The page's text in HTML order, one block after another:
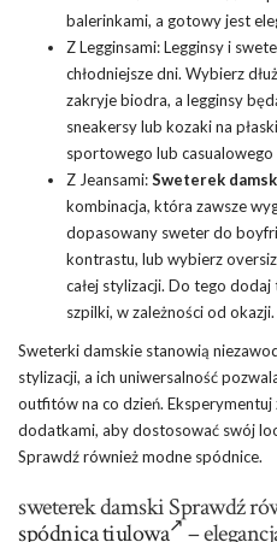
balerinkami, a gotowy jest
Z Legginsami: Legginsy i
chłodniejsze dni. Wybierz
zakryje biodra, a legginsy
sneakersy lub kozaki na
sportowego lub casualowego
Z Jeansami:Sweterek
kombinacja, która zawsze
dopasowany sweter do
kontrastu, lub wybierz
całej stylizacji. Do tego
szpilki, w zależności od okazji.
Sweterki damskie stanowią
stylizacji, a ich uniwersalność
outfitów na co dzień.
dodatkami, aby dostosować swój
Sprawdź również modne spódnice.
sweterek damski Sprawdź
spódnica tiulowa
–